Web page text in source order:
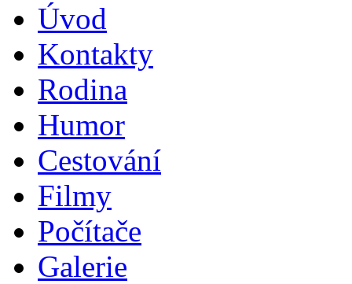
Úvod
Kontakty
Rodina
Humor
Cestování
Filmy
Počítače
Galerie